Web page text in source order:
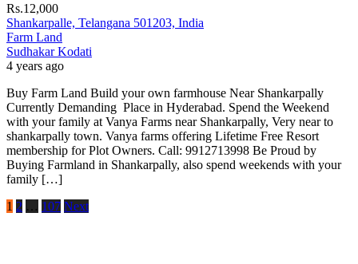
Rs.12,000
Shankarpalle, Telangana 501203, India
Farm Land
Sudhakar Kodati
4 years ago
Buy Farm Land Build your own farmhouse Near Shankarpally
Currently Demanding Place in Hyderabad. Spend the Weekend
with your family at Vanya Farms near Shankarpally, Very near to
shankarpally town. Vanya farms offering Lifetime Free Resort
membership for Plot Owners. Call: 9912713998 Be Proud by
Buying Farmland in Shankarpally, also spend weekends with your
family […]
1 2 … 107 Next